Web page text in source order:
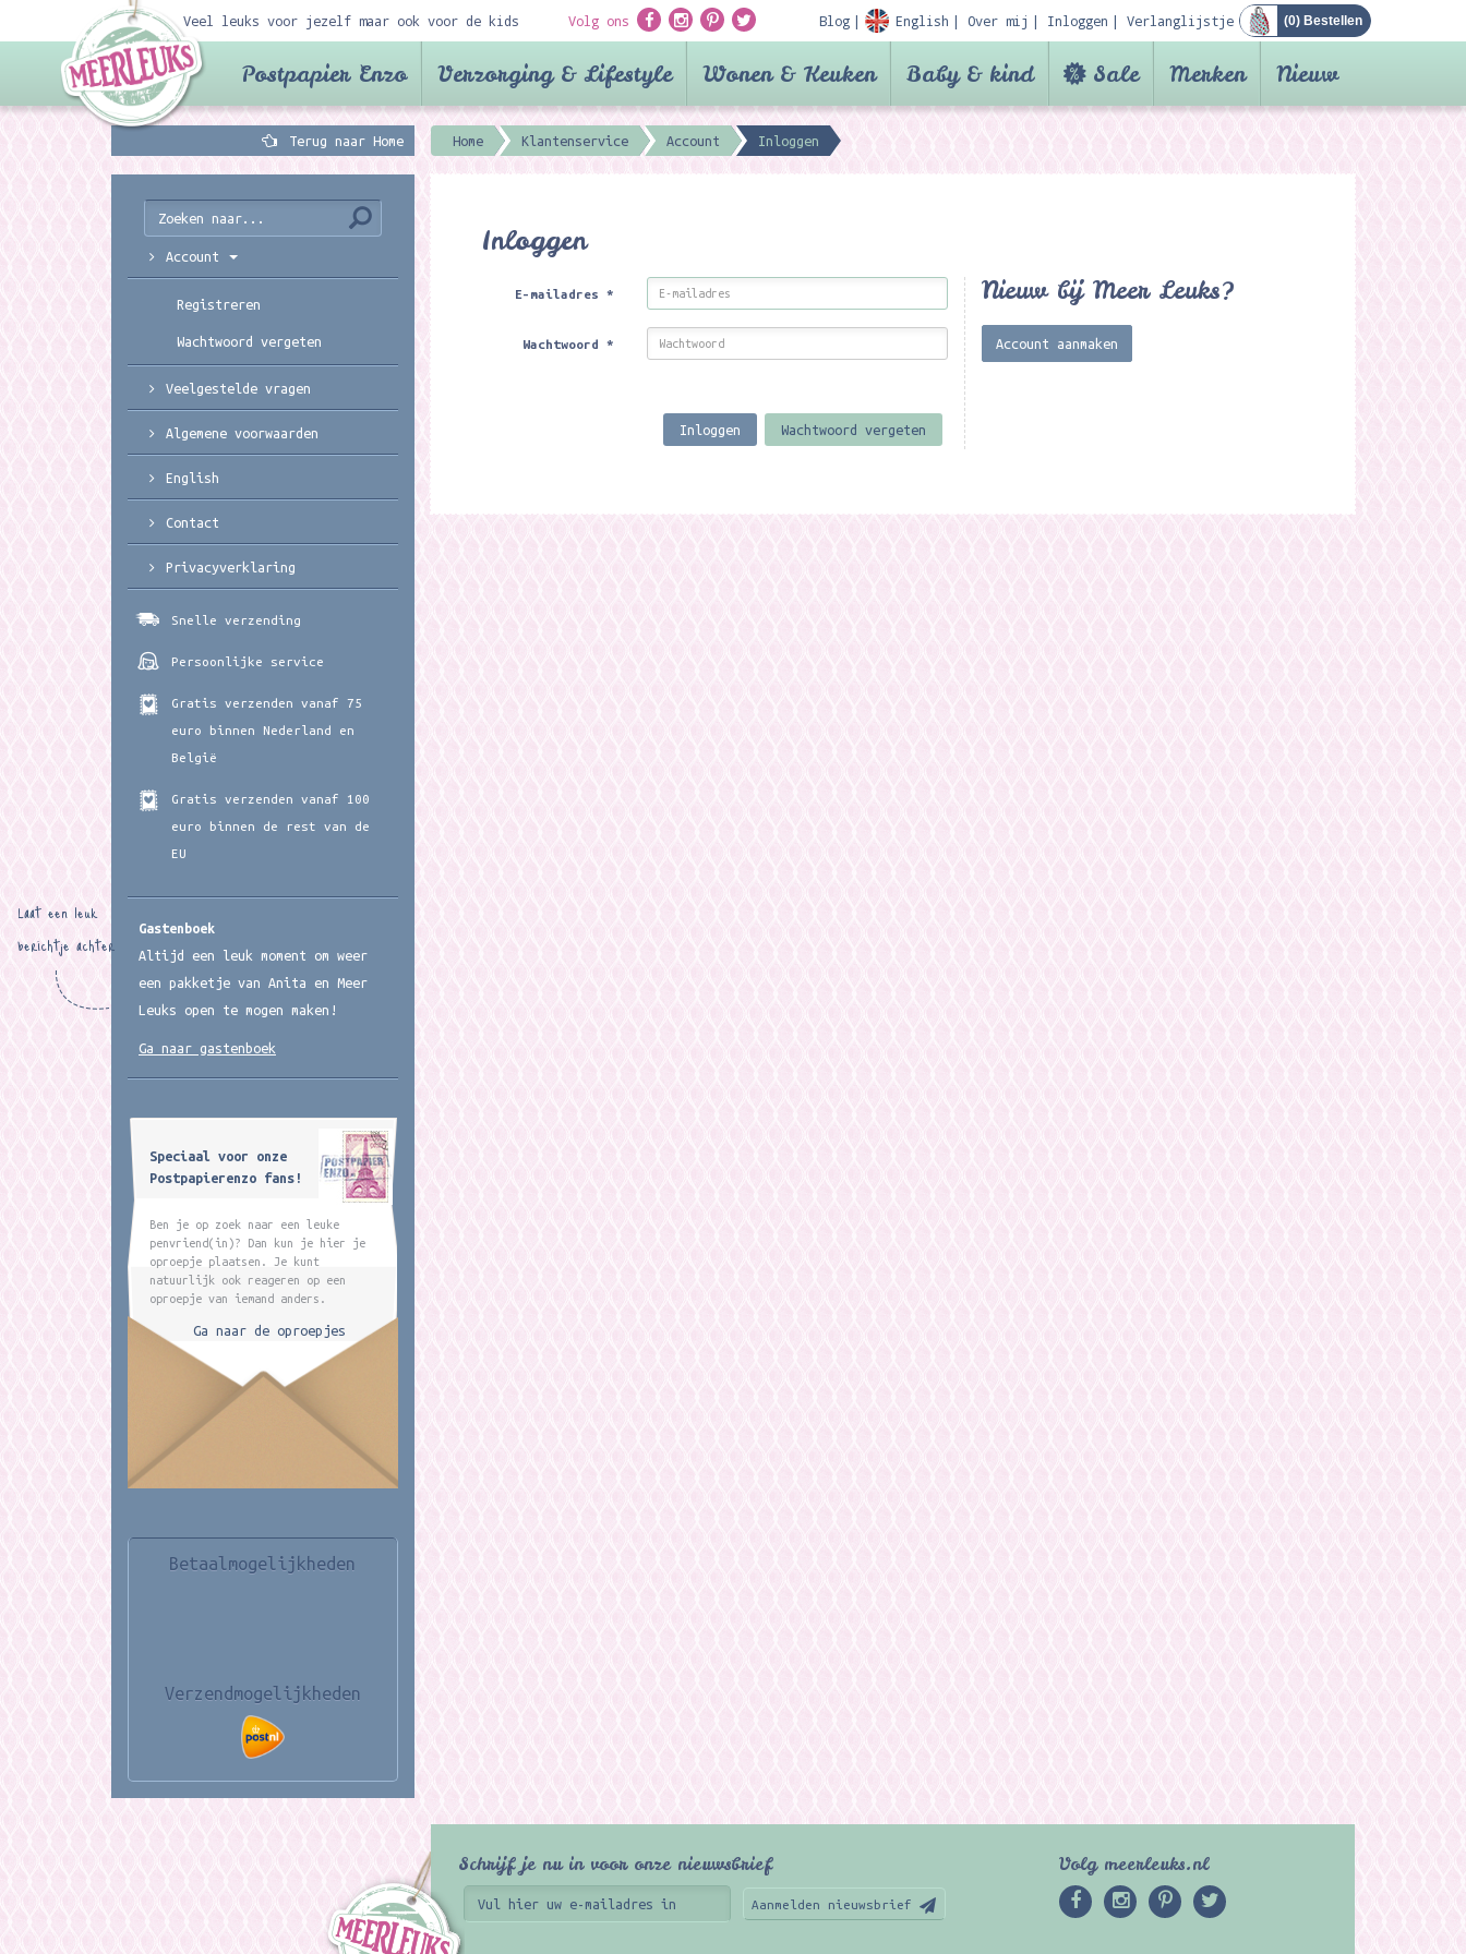
Veel leuks voor jezelf maar ook voor de kids Volg ons Blog English Over mij Inloggen Verlanglijstje (0) Bestellen
Postpapier Enzo Verzorging & Lifestyle Wonen & Keuken Baby & kind Sale Merken Nieuw
Terug naar Home Home Klantenservice Account Inloggen
Inloggen
E-mailadres*
Wachtwoord*
Inloggen Wachtwoord vergeten
Nieuw bij Meer Leuks?
Account aanmaken
Account
Registreren
Wachtwoord vergeten
Veelgestelde vragen
Algemene voorwaarden
English
Contact
Privacyverklaring
Snelle verzending
Persoonlijke service
Gratis verzenden vanaf 75
euro binnen Nederland en
België
Gratis verzenden vanaf 100
euro binnen de rest van de
EU
Gastenboek
Altijd een leuk moment om weer
een pakketje van Anita en Meer
Leuks open te mogen maken!
Laat een leuk
berichtje achter
Ga naar gastenboek
Speciaal voor onze
Postpapierenzo fans!
Ben je op zoek naar een leuke
penvriend(in)? Dan kun je hier je
oproepje plaatsen. Je kunt
natuurlijk ook reageren op een
oproepje van iemand anders.
Ga naar de oproepjes
Betaalmogelijkheden
Verzendmogelijkheden
Schrijf je nu in voor onze nieuwsbrief
Aanmelden nieuwsbrief
Volg meerleuks.nl